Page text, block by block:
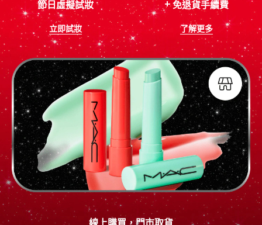
節日虛擬試妝
立即試妝
+ 免退貨手續費
了解更多
線上購買，門市取貨